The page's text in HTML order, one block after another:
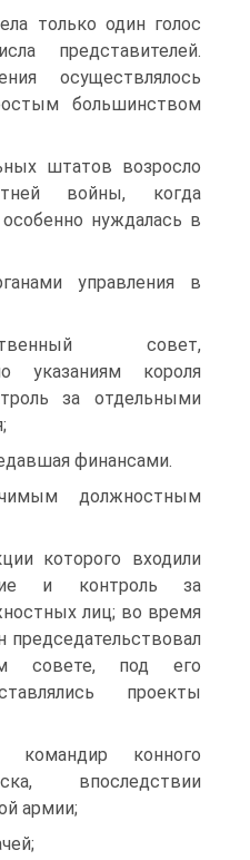
только один голос
представителей.
осуществлялось
большинством
штатов возросло
войны, когда
нуждалась в
управления в
совет,
указаниям короля
за отдельными
финансами.
должностным
которого входили
и контроль за
лиц; во время
председательствовал
совете, под его
проекты
конного
впоследствии
армии;